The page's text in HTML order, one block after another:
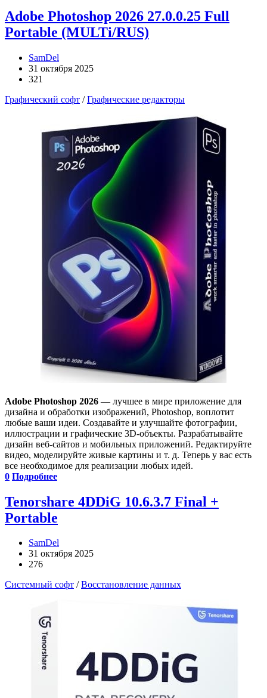
Adobe Photoshop 2026 27.0.0.25 Full
Portable (MULTi/RUS)
SamDel
31 октября 2025
321
Графический софт /Графические редакторы
Adobe Photoshop 2026 — лучшее в мире приложение для
дизайна и обработки изображений, Photoshop, воплотит
любые ваши идеи. Создавайте и улучшайте фотографии,
иллюстрации и графические 3D-объекты. Разрабатывайте
дизайн веб-сайтов и мобильных приложений. Редактируйте
видео, моделируйте живые картины и т. д. Теперь у вас есть
все необходимое для реализации любых идей.
0 Подробнее
Tenorshare 4DDiG 10.6.3.7 Final +
Portable
SamDel
31 октября 2025
276
Системный софт /Восстановление данных